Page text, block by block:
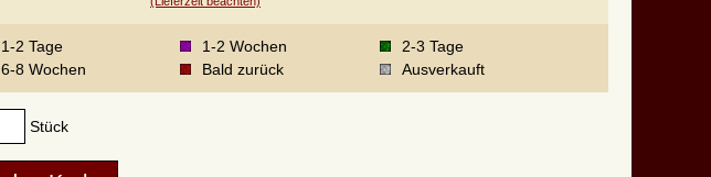
1-2 Tage 1-2 Wochen
2-3 Tage
6-8 Wochen
Bald zurück Ausverkauft
Stück